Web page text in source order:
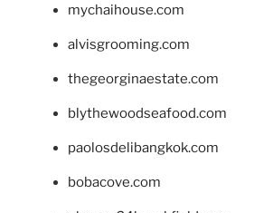
mychaihouse.com
alvisgrooming.com
thegeorginaestate.com
blythewoodseafood.com
paolosdelibangkok.com
bobacove.com